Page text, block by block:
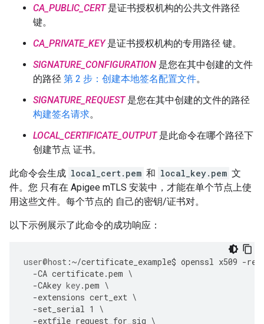
CA_PUBLIC_CERT是证书授权机构的公共文件路径
键。
CA_PRIVATE_KEY是证书授权机构的专用路径 键。
SIGNATURE_CONFIGURATION 是您在其中创建的文件
的路径 第 2 步：创建本地签名配置文件。
SIGNATURE_REQUEST是您在其中创建的文件的路径
构建签名请求。
LOCAL_CERTIFICATE_OUTPUT是此命令在哪个路径下
创建节点 证书。
此命令会生成 local_cert.pem 和 local_key.pem 文
件。您 只有在 Apigee mTLS 安装中，才能在单个节点上使
用这些文件。每个节点的 自己的密钥/证书对。
以下示例展示了此命令的成功响应：
user@host :~/certificate_example$ openssl x509 -req
-CA certificate.pem \
-CAkey key.pem \
-extensions cert_ext \
-set_serial 1
\
-extfile request_for_sig \